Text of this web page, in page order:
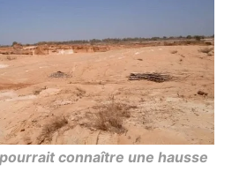
connaître une hausse